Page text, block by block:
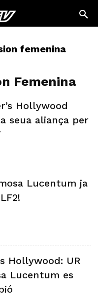
femenina
Femenina
Hollywood
seua aliança per
Lucentum ja
Hollywood: UR
Lucentum es